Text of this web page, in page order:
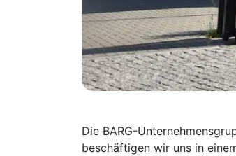
Die BARG-
beschäftigen wir uns in